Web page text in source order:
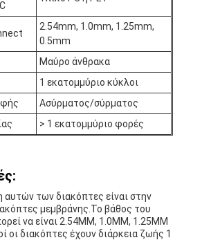
μαζί μας
οδηγήσεων
μεμβρανών
2.54mm, 1.0mm, 1.25mm,
0.5mm
Μαύρο άνθρακα
1 εκατομμύριο κύκλοι
Ασύρματος/σύρματος
> 1 εκατομμύριο φορές
αυτών των διακόπτες είναι στην
μεμβράνης.Το βάθος του
να είναι 2.54MM, 1.0MM, 1.25MM
οι διακόπτες έχουν διάρκεια ζωής 1